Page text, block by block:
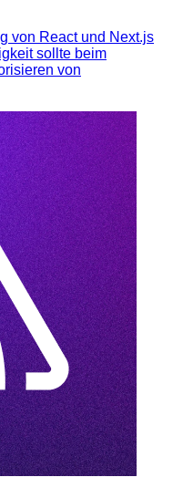
von React und Next.js
sollte beim
von